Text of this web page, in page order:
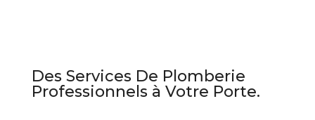
Des Services De Plomberie
Professionnels à Votre Porte.